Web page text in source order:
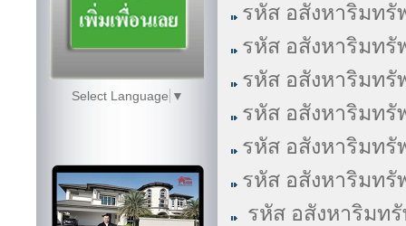
Select Language ▼
รหัส อสังหาริมทรั
รหัส อสังหาริมทรั
รหัส อสังหาริมทรั
รหัส อสังหาริมทรั
รหัส อสังหาริมทรั
รหัส อสังหาริมทรั
รหัส อสังหาริมท